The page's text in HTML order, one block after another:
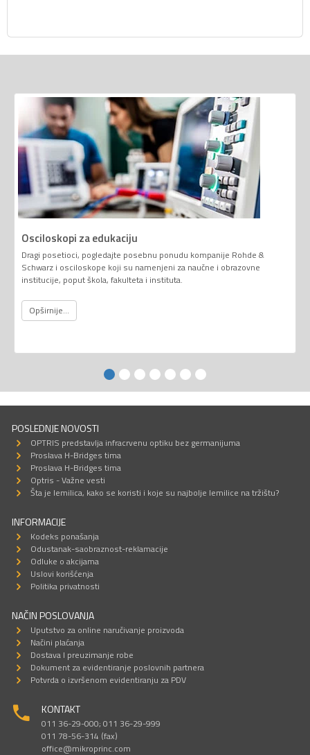
Osciloskopi za edukaciju
Dragi posetioci, pogledajte posebnu ponudu kompanije Rohde &
Schwarz i osciloskope koji su namenjeni za naučne i obrazovne
institucije, poput škola, fakulteta i instituta.
Opširnije...
POSLEDNJE NOVOSTI
OPTRIS predstavlja infracrvenu optiku bez germanijuma
Proslava H-Bridges tima
Proslava H-Bridges tima
Optris - Važne vesti
Šta je lemilica, kako se koristi i koje su najbolje lemilice na tržištu?
INFORMACIJE
Kodeks ponašanja
Odustanak-saobraznost-reklamacije
Odluke o akcijama
Uslovi korišćenja
Politika privatnosti
NAČIN POSLOVANJA
Uputstvo za online naručivanje proizvoda
Načini plaćanja
Dostava I preuzimanje robe
Dokument za evidentiranje poslovnih partnera
Potvrda o izvršenom evidentiranju za PDV
KONTAKT
011 36-29-000; 011 36-29-999
011 78-56-314 (fax)
office@mikroprinc.com